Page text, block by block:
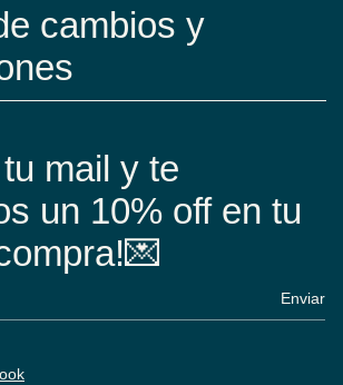
cambios y
mail y te
un 10% off en tu